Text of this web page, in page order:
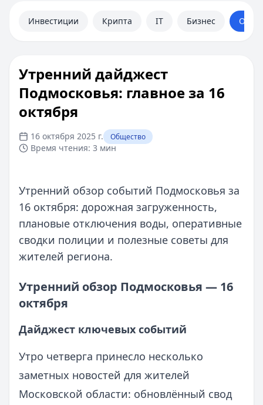
Инвестиции Крипта IT Бизнес
Утренний дайджест
Подмосковья: главное за 16
октября
16 октября 2025 г. Общество
Время чтения: 3 мин
Утренний обзор событий Подмосковья за
16 октября: дорожная загруженность,
плановые отключения воды, оперативные
сводки полиции и полезные советы для
жителей региона.
Утренний обзор Подмосковья — 16
октября
Дайджест ключевых событий
Утро четверга принесло несколько
заметных новостей для жителей
Московской области: обновлённый свод